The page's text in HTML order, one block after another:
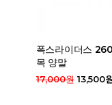
폭스라이더스
목 양말
17,000원13,500